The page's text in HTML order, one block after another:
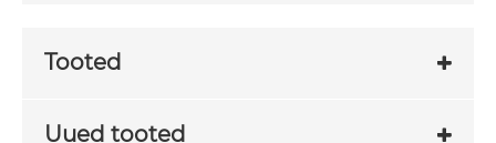
Tooted
Uued tooted